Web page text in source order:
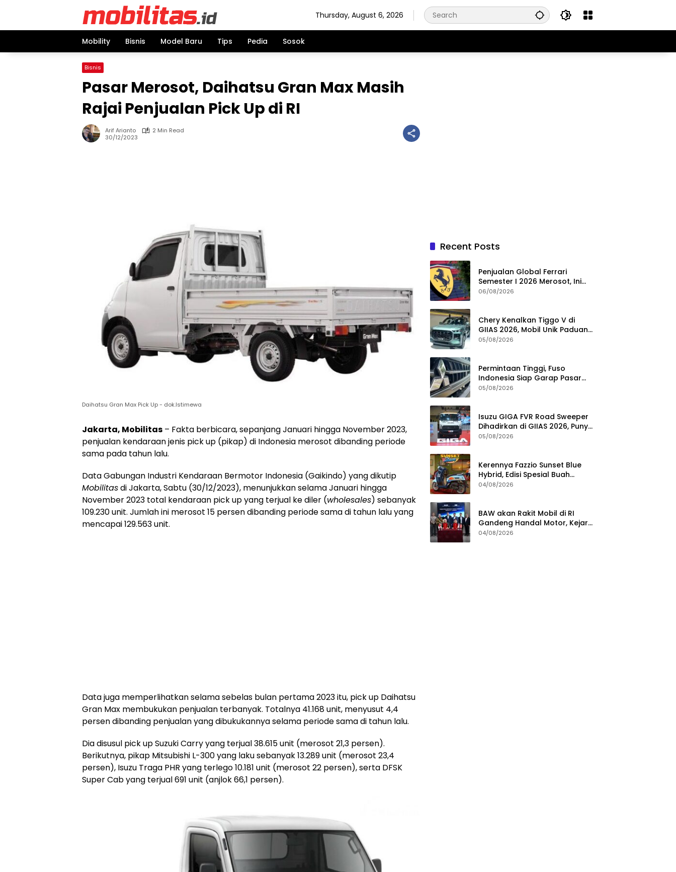
Thursday, August 6, 2026
Mobility Bisnis Model Baru Tips Pedia Sosok
Bisnis
Pasar Merosot, Daihatsu Gran Max Masih
Rajai Penjualan Pick Up di RI
Arif Arianto
2 Min Read
30/12/2023
Daihatsu Gran Max Pick Up - dok.Istimewa
Jakarta, Mobilitas – Fakta berbicara, sepanjang Januari hingga November 2023,
penjualan kendaraan jenis pick up (pikap) di Indonesia merosot dibanding periode
sama pada tahun lalu.
Data Gabungan Industri Kendaraan Bermotor Indonesia (Gaikindo) yang dikutip
Mobilitasdi Jakarta, Sabtu (30/12/2023), menunjukkan selama Januari hingga
November 2023 total kendaraan pick up yang terjual ke diler (wholesales) sebanyak
109.230 unit. Jumlah ini merosot 15 persen dibanding periode sama di tahun lalu yang
mencapai 129.563 unit.
Data juga memperlihatkan selama sebelas bulan pertama 2023 itu, pick up Daihatsu
Gran Max membukukan penjualan terbanyak. Totalnya 41.168 unit, menyusut 4,4
persen dibanding penjualan yang dibukukannya selama periode sama di tahun lalu.
Dia disusul pick up Suzuki Carry yang terjual 38.615 unit (merosot 21,3 persen).
Berikutnya, pikap Mitsubishi L-300 yang laku sebanyak 13.289 unit (merosot 23,4
persen), Isuzu Traga PHR yang terlego 10.181 unit (merosot 22 persen), serta DFSK
Super Cab yang terjual 691 unit (anjlok 66,1 persen).
Recent Posts
Penjualan Global Ferrari
Semester I 2026 Merosot, Ini
Penyebabnya
06/08/2026
Chery Kenalkan Tiggo V di
GIIAS 2026, Mobil Unik Paduan
SUV, MPV, dan Double Cabin
05/08/2026
Permintaan Tinggi, Fuso
Indonesia Siap Garap Pasar
Truk Bekas
05/08/2026
Isuzu GIGA FVR Road Sweeper
Dihadirkan di GIIAS 2026, Punya
Seabrek Keunggulan
05/08/2026
Kerennya Fazzio Sunset Blue
Hybrid, Edisi Spesial Buah
Kolaborasi dengan Alkateri
04/08/2026
BAW akan Rakit Mobil di RI
Gandeng Handal Motor, Kejar
TKDN Minimal 40 Persen
04/08/2026